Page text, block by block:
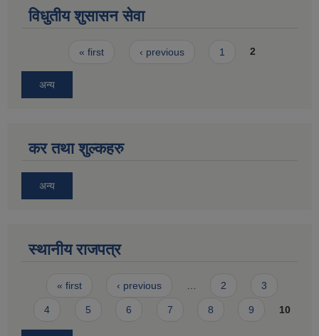
विधुतीय शुसासन सेवा
Pages« first ‹ previous 1 2
अन्य
कर तथा शुल्कहरु
अन्य
स्थानीय राजपत्र
Pages
« first ‹ previous 2 3
4 5 6 7 8 9 10